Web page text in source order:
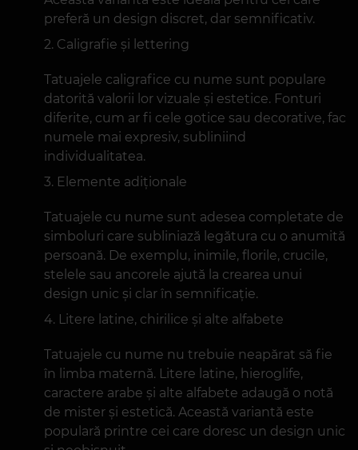
Iată câteva variante populare:
Minimalism și simplitate
Tatuajele minimaliste cu nume atrag prin
eleganța și simplitatea lor. Adesea sunt
realizate cu un font mic și sunt plasate pe
încheietură, deget sau în spatele urechii.
preferă un design discret, dar semnificativ.
Caligrafie și lettering
Tatuajele caligrafice cu nume sunt populare
datorită valorii lor vizuale și estetice. Fonturi
diferite, cum ar fi cele gotice sau decorative, fac
individualitatea.
Elemente adiționale
Tatuajele cu nume sunt adesea completate de
simboluri care subliniază legătura cu o anumită